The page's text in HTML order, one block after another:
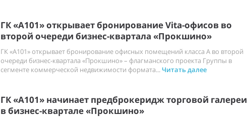
ГК «А101» открывает бронирование Vita-офисов во
второй очереди бизнес-квартала «Прокшино»
ГК «А101» открывает бронирование офисных помещений класса А во второй
очереди бизнес-квартала «Прокшино» – флагманского проекта Группы в
сегменте коммерческой недвижимости формата...Читать далее
ГК «А101» начинает предброкеридж торговой галереи
в бизнес-квартале «Прокшино»